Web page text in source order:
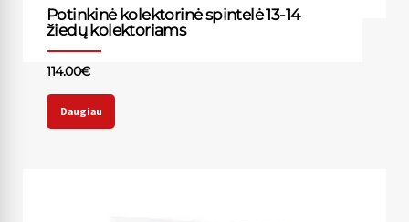
Potinkinė kolektorinė spintelė 13-14
žiedų kolektoriams
114.00€
Daugiau